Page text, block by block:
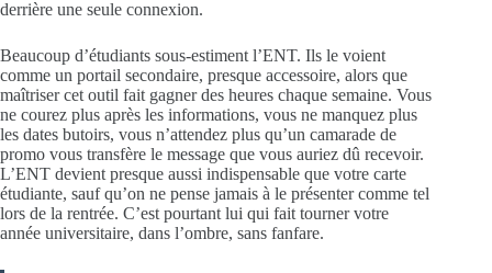
derrière une seule connexion.
Beaucoup d’étudiants sous-estiment l’ENT. Ils le voient
comme un portail secondaire, presque accessoire, alors que
maîtriser cet outil fait gagner des heures chaque semaine. Vous
ne courez plus après les informations, vous ne manquez plus
les dates butoirs, vous n’attendez plus qu’un camarade de
promo vous transfère le message que vous auriez dû recevoir.
L’ENT devient presque aussi indispensable que votre carte
étudiante, sauf qu’on ne pense jamais à le présenter comme tel
lors de la rentrée. C’est pourtant lui qui fait tourner votre
année universitaire, dans l’ombre, sans fanfare.